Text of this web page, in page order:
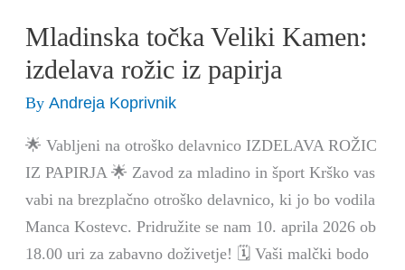
Mladinska točka Veliki Kamen:
izdelava rožic iz papirja
ByAndreja Koprivnik
🌟 Vabljeni na otroško delavnico IZDELAVA ROŽIC
IZ PAPIRJA 🌟 Zavod za mladino in šport Krško vas
vabi na brezplačno otroško delavnico, ki jo bo vodila
Manca Kostevc. Pridružite se nam 10. aprila 2026 ob
18.00 uri za zabavno doživetje! 🗓️ Vaši malčki bodo
Mladinska
točka
Kamen:
izdelava
rožic
iz
papirja